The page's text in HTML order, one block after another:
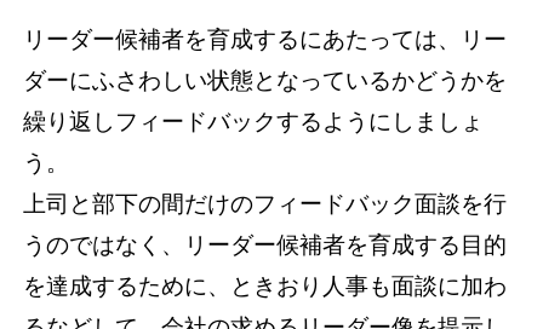
リーダー候補者を育成するにあたっては、リー
ダーにふさわしい状態となっているかどうかを
繰り返しフィードバックするようにしましょ
う。
上司と部下の間だけのフィードバック面談を行
うのではなく、リーダー候補者を育成する目的
を達成するために、ときおり人事も面談に加わ